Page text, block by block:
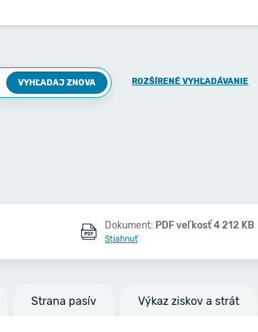
VYHĽADAJ ZNOVA ROZŠÍRENÉ VYHĽADÁVANIE
Dokument: PDF veľkosť 4 212 KB
Stiahnuť
Strana pasív Výkaz ziskov a strát